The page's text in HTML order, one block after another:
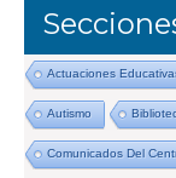
Actuaciones
Autismo
Comunicados Del